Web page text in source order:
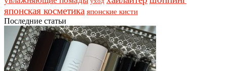
японская косметика японские кисти
Последние статьи